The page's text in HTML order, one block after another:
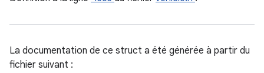
La documentation de ce struct a été générée à partir du
fichier suivant :